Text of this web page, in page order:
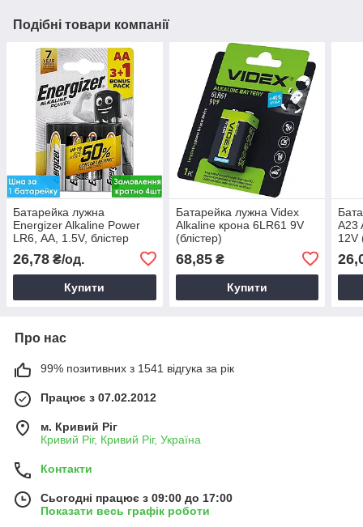
Подібні товари компанії
Батарейка лужна
Energizer Alkaline Power
LR6, АА, 1.5V, блістер
26,78 ₴/од.
Купити
Батарейка лужна Videx
Alkaline крона 6LR61 9V
(блістер)
68,85₴
Купити
A23
12V
Про нас
99% позитивних з 1541 відгука за рік
Працює з 07.02.2012
м. Кривий Ріг
Кривий Ріг, Кривий Ріг, Україна
Контакти
Сьогодні працює з 09:00 до 17:00
Показати весь графік роботи